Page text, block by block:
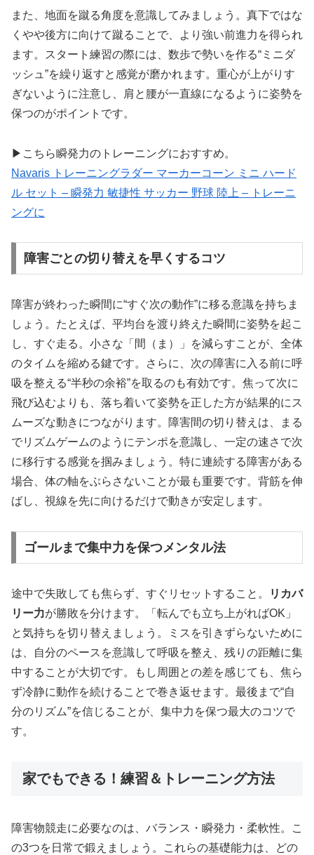
また、地面を蹴る角度を意識してみましょう。真下ではな
くやや後方に向けて蹴ることで、より強い前進力を得られ
ます。スタート練習の際には、数歩で勢いを作る“ミニダ
ッシュ”を繰り返すと感覚が磨かれます。重心が上がりす
ぎないように注意し、肩と腰が一直線になるように姿勢を
保つのがポイントです。
▶こちら瞬発力のトレーニングにおすすめ。
Navaris トレーニングラダー マーカーコーン ミニ ハード
ル セット – 瞬発力 敏捷性 サッカー 野球 陸上 – トレーニ
ングに
障害ごとの切り替えを早くするコツ
障害が終わった瞬間に“すぐ次の動作”に移る意識を持ちま
しょう。たとえば、平均台を渡り終えた瞬間に姿勢を起こ
し、すぐ走る。小さな「間（ま）」を減らすことが、全体
のタイムを縮める鍵です。さらに、次の障害に入る前に呼
吸を整える“半秒の余裕”を取るのも有効です。焦って次に
飛び込むよりも、落ち着いて姿勢を正した方が結果的にス
ムーズな動きにつながります。障害間の切り替えは、まる
でリズムゲームのようにテンポを意識し、一定の速さで次
に移行する感覚を掴みましょう。特に連続する障害がある
場合、体の軸をぶらさないことが最も重要です。背筋を伸
ばし、視線を先に向けるだけで動きが安定します。
ゴールまで集中力を保つメンタル法
途中で失敗しても焦らず、すぐリセットすること。
リカバ
リー力が勝敗を分けます。「転んでも立ち上がればOK」
と気持ちを切り替えましょう。ミスを引きずらないために
は、自分のペースを意識して呼吸を整え、残りの距離に集
中することが大切です。もし周囲との差を感じても、焦ら
ず冷静に動作を続けることで巻き返せます。最後まで“自
分のリズム”を信じることが、集中力を保つ最大のコツで
す。
家でもできる！練習＆トレーニング方法
障害物競走に必要なのは、バランス・瞬発力・柔軟性。こ
の3つを日常で鍛えましょう。これらの基礎能力は、どの